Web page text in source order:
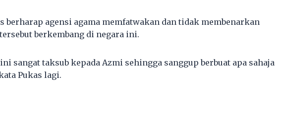
berharap agensi agama memfatwakan dan tidak membenarkan
berkembang di negara ini.
sangat taksub kepada Azmi sehingga sanggup berbuat apa sahaja
Pukas lagi.